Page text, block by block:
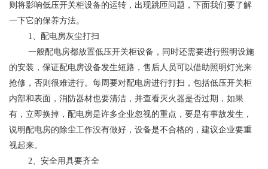
则将影响低压开关柜设备的运转，出现跳匝问题，下面我们要了解
一下它的保养方法。
​ ​1、配电房灰尘打扫
​ ​一般配电房都放置低压开关柜设备，同时还需要进行照明设施
的安装，保证配电房设备发生短路，售后人员可以借助照明灯光来
抢修，否则很难进行。每周要对配电房进行打扫，包括低压开关柜
内部和表面，消防器材也要清洁，并查看灭火器是否过期，如果
有，立即换掉，配电房是许多企业忽视的重点，要是有事故发生，
说明配电房的除尘工作没有做好，设备是不合格的，建议企业要重
视起来。
​ ​2、安全用具要齐全